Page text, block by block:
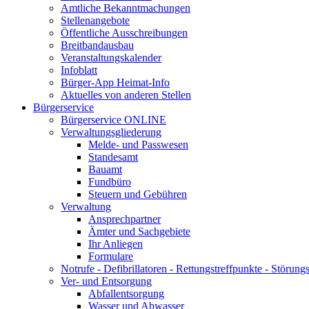
Amtliche Bekanntmachungen
Stellenangebote
Öffentliche Ausschreibungen
Breitbandausbau
Veranstaltungskalender
Infoblatt
Bürger-App Heimat-Info
Aktuelles von anderen Stellen
Bürgerservice
Bürgerservice ONLINE
Verwaltungsgliederung
Melde- und Passwesen
Standesamt
Bauamt
Fundbüro
Steuern und Gebühren
Verwaltung
Ansprechpartner
Ämter und Sachgebiete
Ihr Anliegen
Formulare
Notrufe - Defibrillatoren - Rettungstreffpunkte -
Ver- und Entsorgung
Abfallentsorgung
Wasser und Abwasser